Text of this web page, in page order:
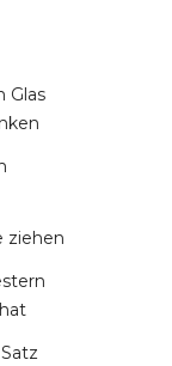
Glas
ziehen